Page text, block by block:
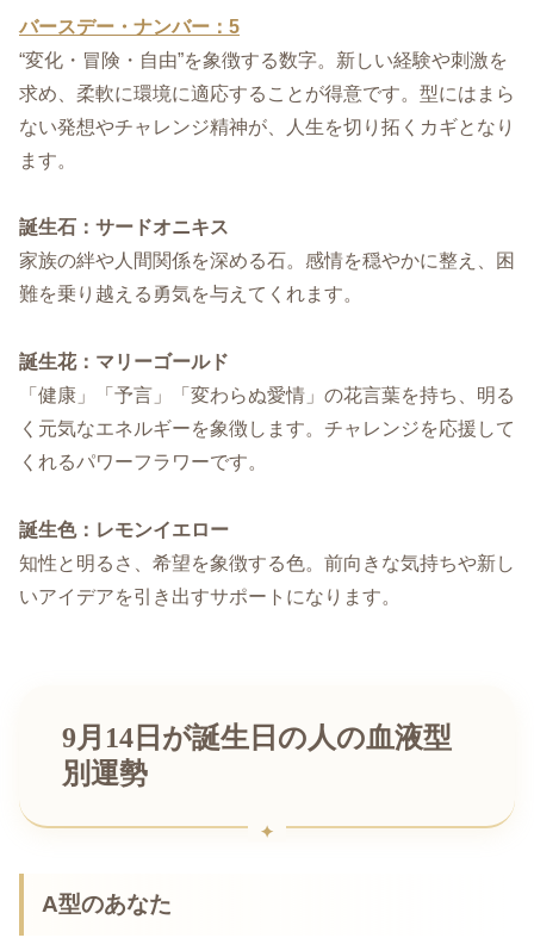
バースデー・ナンバー：5
“変化・冒険・自由”を象徴する数字。新しい経験や刺激を
求め、柔軟に環境に適応することが得意です。型にはまら
ない発想やチャレンジ精神が、人生を切り拓くカギとなり
ます。
誕生石：サードオニキス
家族の絆や人間関係を深める石。感情を穏やかに整え、困
難を乗り越える勇気を与えてくれます。
誕生花：マリーゴールド
「健康」「予言」「変わらぬ愛情」の花言葉を持ち、明る
く元気なエネルギーを象徴します。チャレンジを応援して
くれるパワーフラワーです。
誕生色：レモンイエロー
知性と明るさ、希望を象徴する色。前向きな気持ちや新し
いアイデアを引き出すサポートになります。
9月14日が誕生日の人の血液型
別運勢
A型のあなた